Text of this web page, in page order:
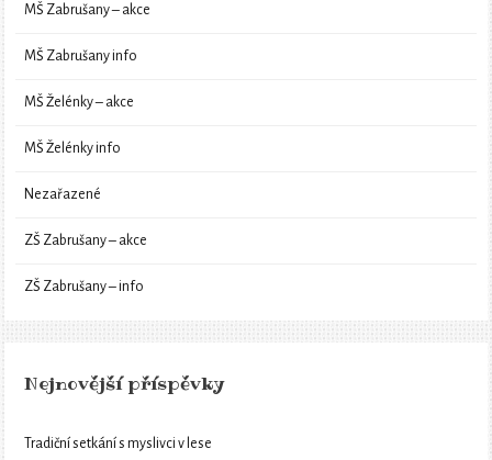
MŠ Zabrušany – akce
MŠ Zabrušany info
MŠ Želénky – akce
MŠ Želénky info
Nezařazené
ZŠ Zabrušany – akce
ZŠ Zabrušany – info
Nejnovější příspěvky
Tradiční setkání s myslivci v lese